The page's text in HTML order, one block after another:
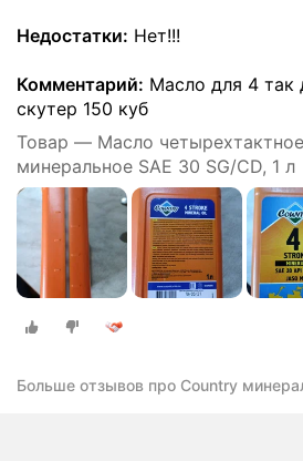
Недостатки: Нет!!!
Комментарий: Масло для 4 так
скутер 150 куб
Товар — Масло
минеральное SAE 30 SG/CD, 1 л
Больше отзывов про Country